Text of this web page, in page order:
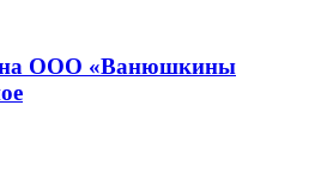
на ООО «Ванюшкины